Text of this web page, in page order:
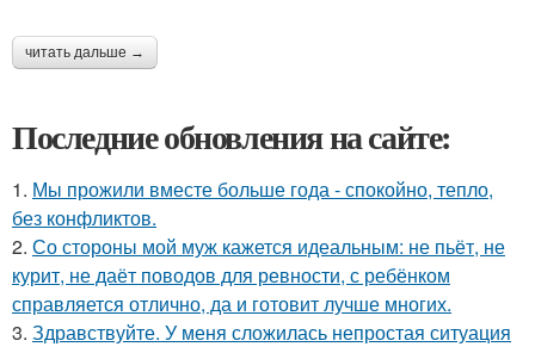
читать дальше →
Последние обновления на сайте:
1. Мы прожили вместе больше года - спокойно, тепло,
без конфликтов.
2. Со стороны мой муж кажется идеальным: не пьёт, не
курит, не даёт поводов для ревности, с ребёнком
справляется отлично, да и готовит лучше многих.
3. Здравствуйте. У меня сложилась непростая ситуация